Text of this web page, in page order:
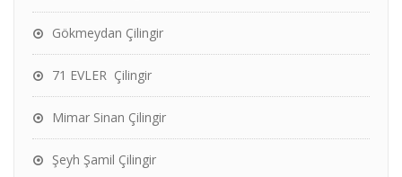
Gökmeydan Çilingir
71 EVLER Çilingir
Mimar Sinan Çilingir
Şeyh Şamil Çilingir